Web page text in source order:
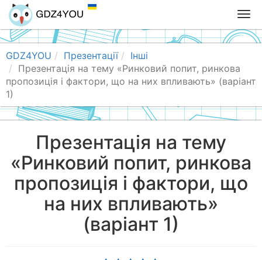
T
o
g
e
a
v
a
t
i
GDZ4YOU Презентації
Інші
Презентація на тему «Ринковий попит, ринкова
пропозиція і фактори, що на них впливають» (варіант
1)
Презентація на тему
«Ринковий попит, ринкова
пропозиція і фактори, що
на них впливають»
(варіант 1)